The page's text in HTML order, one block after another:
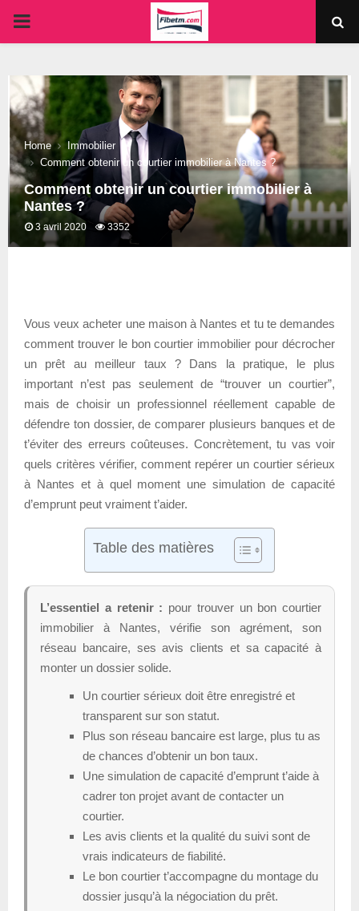
PRIMARY
Home
Immobilier
Comment obtenir un courtier immobilier à Nantes ?
Comment obtenir un courtier immobilier à
Nantes ?
3 avril 2020 3352
Vous veux acheter une maison à Nantes et tu te demandes
comment trouver le bon courtier immobilier pour décrocher
un prêt au meilleur taux ? Dans la pratique, le plus
important n’est pas seulement de “trouver un courtier”,
mais de choisir un professionnel réellement capable de
défendre ton dossier, de comparer plusieurs banques et de
t’éviter des erreurs coûteuses. Concrètement, tu vas voir
quels critères vérifier, comment repérer un courtier sérieux
à Nantes et à quel moment une simulation de capacité
d’emprunt peut vraiment t’aider.
Table des matières
L’essentiel a retenir : pour trouver un bon courtier
immobilier à Nantes, vérifie son agrément, son
réseau bancaire, ses avis clients et sa capacité à
monter un dossier solide.
Un courtier sérieux doit être enregistré et
transparent sur son statut.
Plus son réseau bancaire est large, plus tu as
de chances d’obtenir un bon taux.
Une simulation de capacité d’emprunt t’aide à
cadrer ton projet avant de contacter un
courtier.
Les avis clients et la qualité du suivi sont de
vrais indicateurs de fiabilité.
Le bon courtier t’accompagne du montage du
dossier jusqu’à la négociation du prêt.